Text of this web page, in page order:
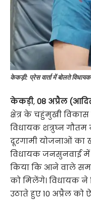
केकड़ी: प्रेस वार्ता में बोलते
केकड़ी,08 अप्रैल
क्षेत्र के चहुंमुखी
विधायक शत्रुघ्न गौतम
दूरगामी योजनाओं का
विधायक जनसुनवाई में
किया कि आने वाले
को मिलेंगे। विधायक ने
उठाते हुए 10 अप्रैल को